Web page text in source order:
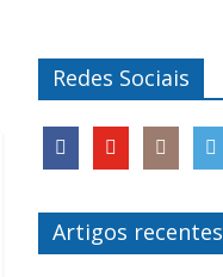
Redes Sociais
Artigos recentes